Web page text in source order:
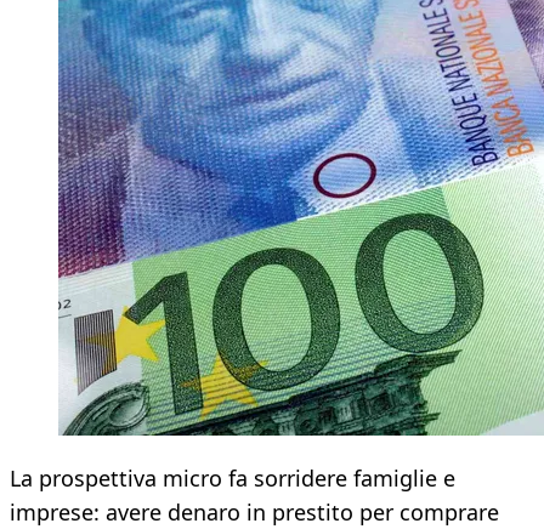
La prospettiva micro fa sorridere famiglie e
imprese: avere denaro in prestito per comprare